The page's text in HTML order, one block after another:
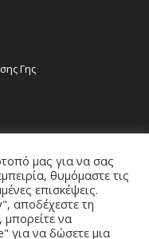
Γης
μας για να σας
θυμόμαστε τις
επισκέψεις.
αποδέχεστε τη
να
για να δώσετε μια